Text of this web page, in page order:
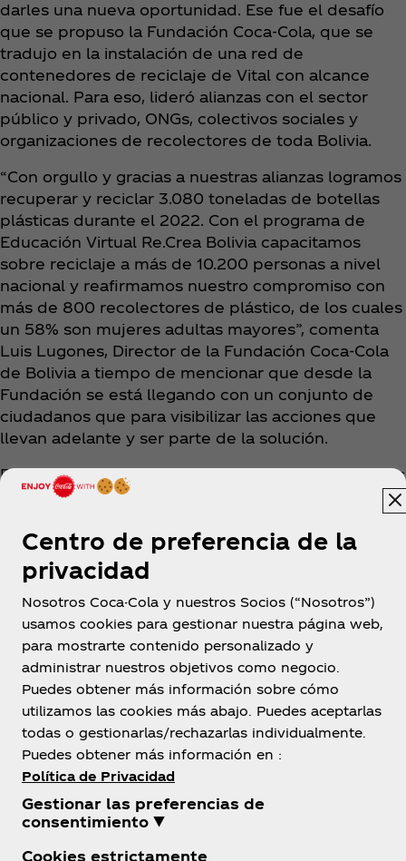
darles una nueva oportunidad. Ese fue el desafío
que se propuso la Fundación Coca‑Cola, que se
tradujo en la instalación de una red de
contenedores de reciclaje de Vital con alcance
nacional. Para eso, lideró alianzas con el sector
público y privado, ONGs, colectivos sociales y
organizaciones de recolectores de toda Bolivia.
“Con orgullo y gracias a nuestras alianzas logramos
recuperar y reciclar 3.080 toneladas de botellas
plásticas durante el 2022. Con el programa de
Educación Virtual Re.Crea Bolivia capacitamos
sobre reciclaje a más de 10.200 personas a nivel
nacional y reafirmamos nuestro compromiso con
más de 800 recolectores de plástico, de los cuales
un 58% son mujeres adultas mayores”, comenta
Luis Lugones, Director de la Fundación Coca‑Cola
de Bolivia a tiempo de mencionar que desde la
Fundación se está llegando con un conjunto de
ciudadanos que para visibilizar las acciones que
llevan adelante y ser parte de la solución.
Para ubicar el contenedor más cercano, sólo debes
ingresar a https://www.coca-
Bolivia
Sobre Nosotros
Centro de preferencia de la
privacidad
Nosotros Coca-Cola y nuestros Socios (“Nosotros”)
usamos cookies para gestionar nuestra página web,
para mostrarte contenido personalizado y
administrar nuestros objetivos como negocio.
Puedes obtener más información sobre cómo
utilizamos las cookies más abajo. Puedes aceptarlas
todas o gestionarlas/rechazarlas individualmente.
Puedes obtener más información en :
Política de Privacidad
Gestionar las preferencias de
consentimiento ▼
Cookies estrictamente